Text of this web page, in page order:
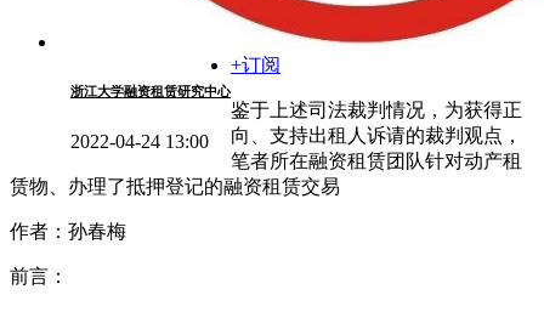
浙江大学融资租赁研究中心
2022-04-24 13:00
+订阅
鉴于上述司法裁判情况，为获得正
向、支持出租人诉请的裁判观点，
笔者所在融资租赁团队针对动产租
赁物、办理了抵押登记的融资租赁交易
作者：孙春梅
前言：